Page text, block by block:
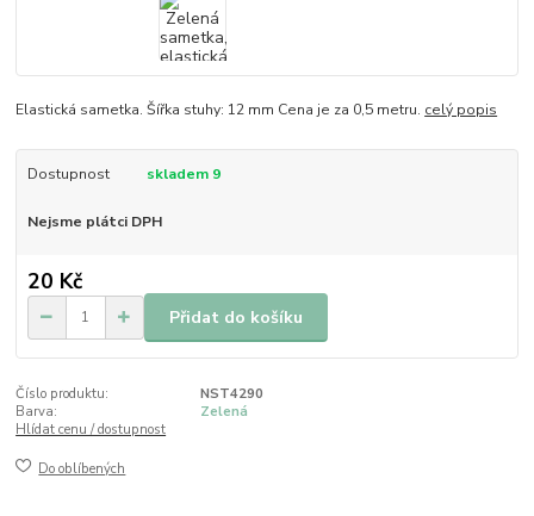
Elastická sametka. Šířka stuhy: 12 mm Cena je za 0,5 metru. celý popis
Dostupnost skladem 9
Nejsme plátci DPH
20 Kč
Přidat do košíku
Číslo produktu:
NST4290
Barva:
Zelená
Hlídat cenu / dostupnost
Do oblíbených